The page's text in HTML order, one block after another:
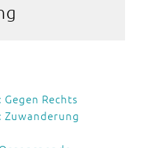
Rechts
Zuwanderung